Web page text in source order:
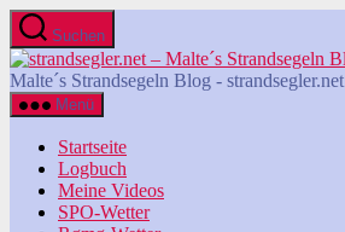
Zum
Inhalt
springen
Suchen
Malte´s Strandsegeln Blog - strandsegler.net
Menü
Startseite
Logbuch
Meine Videos
SPO-Wetter